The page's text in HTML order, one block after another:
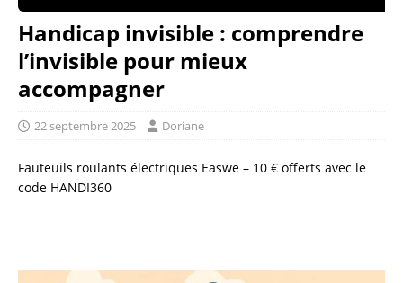
Handicap invisible : comprendre
l’invisible pour mieux
accompagner
22 septembre 2025 Doriane
Fauteuils roulants électriques Easwe – 10 € offerts avec le
code HANDI360